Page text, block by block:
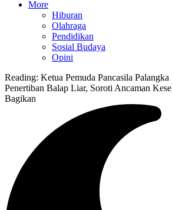
More
Hiburan
Olahraga
Pendidikan
Sosial Budaya
Opini
Reading: Ketua Pemuda Pancasila
Penertiban Balap Liar, Soroti Ancaman
Bagikan